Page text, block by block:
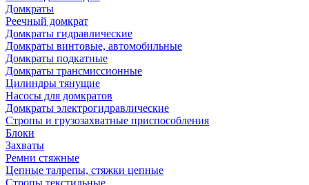
Домкраты
Реечный домкрат
Домкраты гидравлические
Домкраты винтовые, автомобильные
Домкраты подкатные
Домкраты трансмиссионные
Цилиндры тянущие
Насосы для домкратов
Домкраты электрогидравлические
Стропы и грузозахватные приспособления
Блоки
Захваты
Ремни стяжные
Цепные талрепы, стяжки цепные
Стропы текстильные